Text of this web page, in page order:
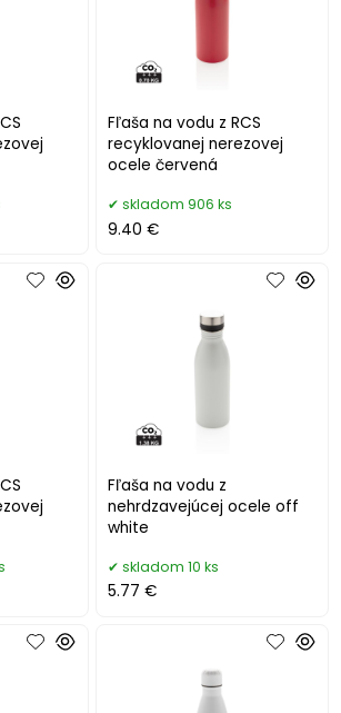
Fľaša na vodu z RCS
recyklovanej nerezovej
ocele červená
skladom 906 ks
9.40 €
Fľaša na vodu z
nehrdzavejúcej ocele off
white
skladom 10 ks
5.77 €